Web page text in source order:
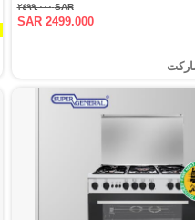
SAR ٢٤٩٩.٠٠٠
SAR 2499.000